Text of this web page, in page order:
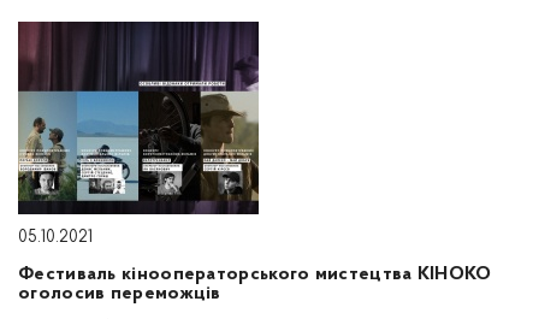
05.10.2021
Фестиваль кінооператорського мистецтва КІНОКО
оголосив переможців